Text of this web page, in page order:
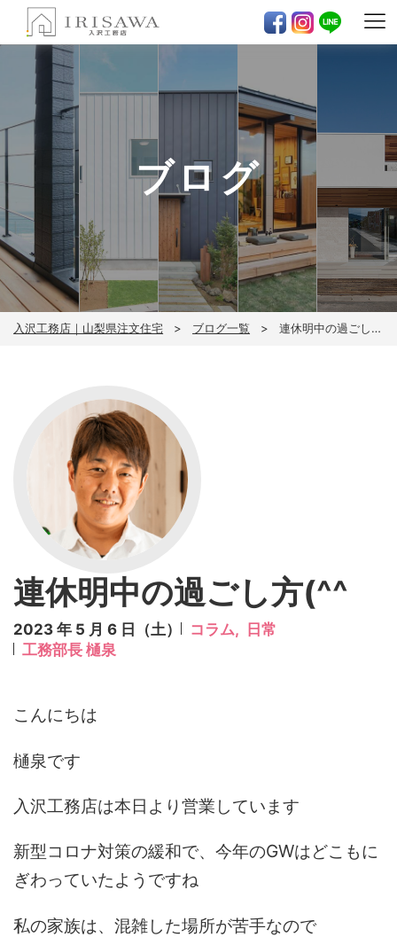
ブログ
入沢工務店｜山梨県注文住宅 ブログ一覧 連休明中の過ごし方(^^
連休明中の過ごし方(^^
2023 年 5 月 6 日（土） コラム, 日常
工務部長 樋泉
こんにちは
樋泉です
入沢工務店は本日より営業しています
新型コロナ対策の緩和で、今年のGWはどこもに
ぎわっていたようですね
私の家族は、混雑した場所が苦手なので